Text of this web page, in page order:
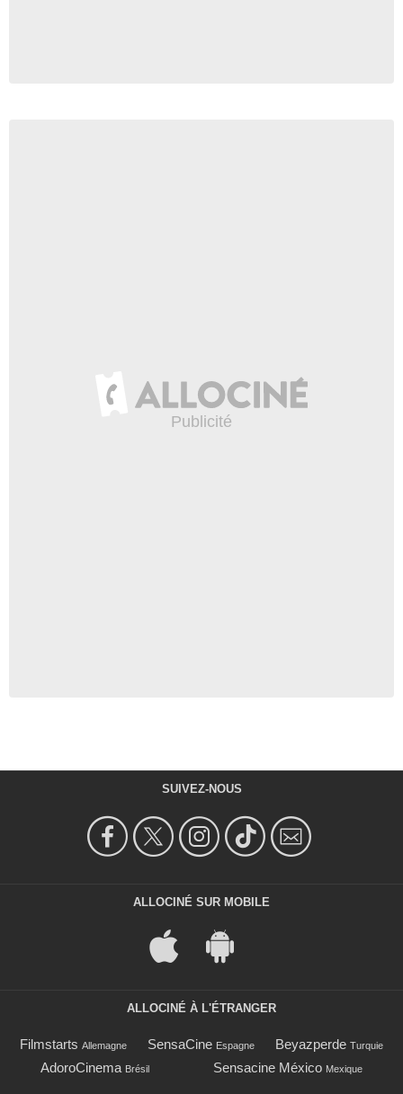
SUIVEZ-NOUS
ALLOCINÉ SUR MOBILE
ALLOCINÉ À L'ÉTRANGER
Filmstarts Allemagne SensaCine Espagne Beyazperde Turquie
AdoroCinema Brésil Sensacine México Mexique